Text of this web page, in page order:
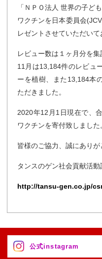
「ＮＰＯ法人 世界の子ど
ワクチンを日本委員会
レゼントさせていただいて
レビュー数は１ヶ月分を集
11月は13,184件のレビュ
ーを植樹、また13,184本
ただきました。
2020年12月1日現在で、
ワクチンを寄付致しました
皆様のご協力、誠にありが
タンスのゲン社会貢献活動
http://tansu-gen.co.jp/
公式instagram